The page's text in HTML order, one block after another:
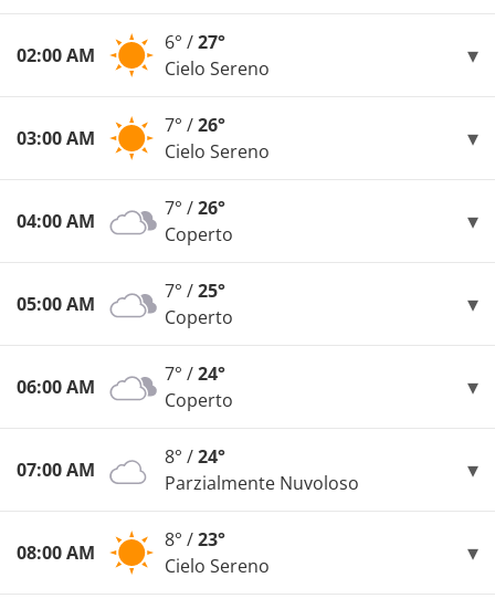
02:00 AM
6° /27°
Cielo Sereno
03:00 AM
7° /26°
Cielo Sereno
04:00 AM
7° /26°
Coperto
05:00 AM
7° /25°
Coperto
06:00 AM
7° /24°
Coperto
07:00 AM
8° /24°
Parzialmente Nuvoloso
08:00 AM
8° /23°
Cielo Sereno